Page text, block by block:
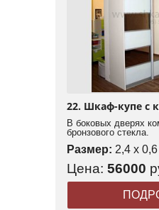
22. Шкаф-купе с
В боковых дверях
бронзового стекла.
Размер: 2,4 x
Цена: 56000